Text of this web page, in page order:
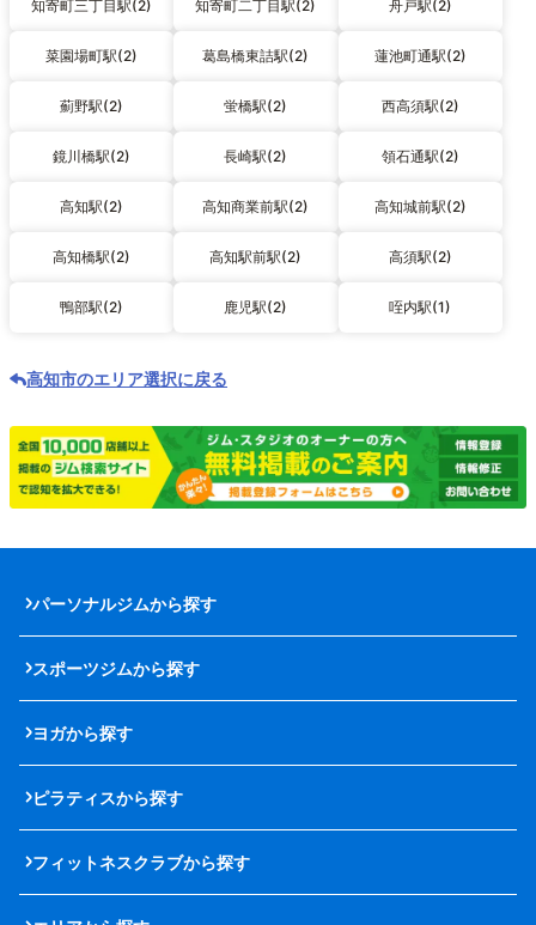
知寄町三丁目駅(2) 知寄町二丁目駅(2) 舟戸駅(2)
菜園場町駅(2) 葛島橋東詰駅(2) 蓮池町通駅(2)
薊野駅(2) 蛍橋駅(2) 西高須駅(2)
鏡川橋駅(2) 長崎駅(2) 領石通駅(2)
高知駅(2) 高知商業前駅(2) 高知城前駅(2)
高知橋駅(2) 高知駅前駅(2) 高須駅(2)
鴨部駅(2) 鹿児駅(2) 咥内駅(1)
高知市のエリア選択に戻る
パーソナルジムから探す
スポーツジムから探す
ヨガから探す
ピラティスから探す
フィットネスクラブから探す